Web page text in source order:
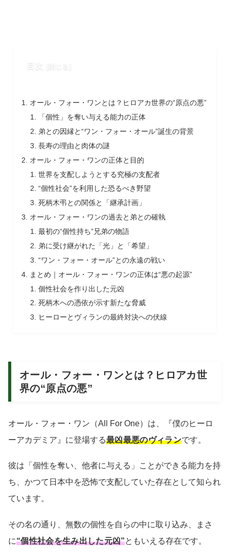
目次
オール・フォー・ワンとは？ヒロアカ世界の“原点の悪”
「個性」を奪い与える能力の正体
弟との因縁と“ワン・フォー・オール”誕生の背景
長寿の理由と肉体の謎
オール・フォー・ワンの正体と目的
世界を支配しようとする究極の支配者
“個性社会”を利用した恐るべき野望
死柄木弔との関係と「継承計画」
オール・フォー・ワンの過去と弟との確執
最初の“個性持ち”兄弟の物語
弟に受け継がれた「光」と「希望」
“ワン・フォー・オール”との永遠の戦い
まとめ｜オール・フォー・ワンの正体は“悪の起源”
個性社会を作り出した元凶
死柄木への憑依が示す新たな脅威
ヒーローとヴィランの最終対決への伏線
オール・フォー・ワンとは？ヒロアカ世
界の“原点の悪”
オール・フォー・ワン（All For One）は、『僕のヒーロ
ーアカデミア』に登場する最凶最悪のヴィランです。
彼は「個性を奪い、他者に与える」ことができる能力を持
ち、かつて日本中を恐怖で支配していた存在として知られ
ています。
その名の通り、無数の個性を自らの中に取り込み、まさ
に“個性社会を生み出した元凶”ともいえる存在です。